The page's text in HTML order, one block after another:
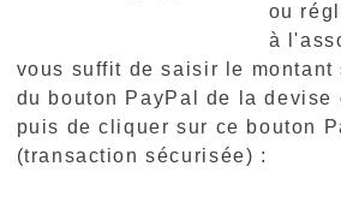
ou
à
vous suffit de saisir le montant
du bouton PayPal de la devise
puis de cliquer sur ce bouton
(transaction sécurisée) :